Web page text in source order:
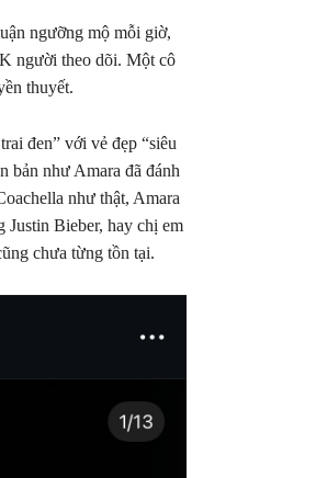
ngưỡng mộ mỗi giờ,
người theo dõi. Một cô
thuyết.
đen” với vẻ đẹp “siêu
bản như Amara đã đánh
như thật, Amara
Justin Bieber, hay chị em
chưa từng tồn tại.